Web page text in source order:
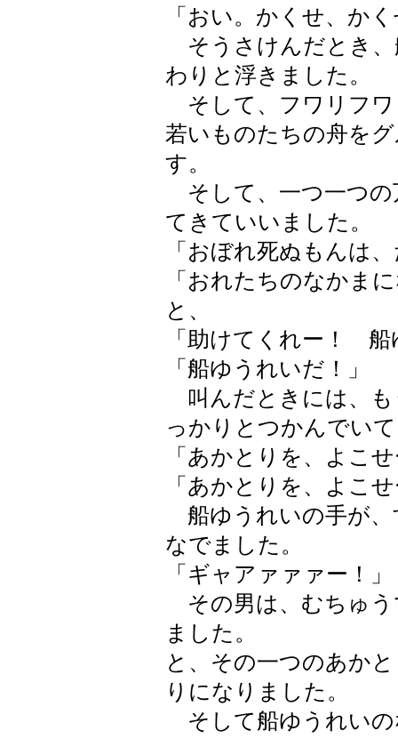
「おい。かくせ、か
そうさけんだとき、
わりと浮きました。
そして、フワリフワ
若いものたちの舟を
す。
そして、一つ一つの
てきていいました。
「おぼれ死ぬもんは
「おれたちのなかま
と、
「助けてくれー！ 船
「船ゆうれいだ！」
叫んだときには、も
っかりとつかんでい
「あかとりを、よこ
「あかとりを、よこ
船ゆうれいの手が、
なでました。
「ギャアァァァー！」
その男は、むちゅう
ました。
と、その一つのあか
りになりました。
そして船ゆうれいの